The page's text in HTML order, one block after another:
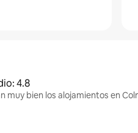
4.8
muy bien los alojamientos en